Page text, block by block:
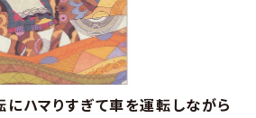
にハマりすぎて車を運転しながら